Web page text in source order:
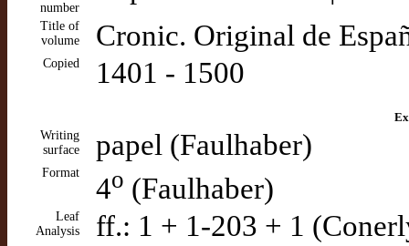
number
Title of
volume
Cronic. Original de
Copied 1401 - 1500
Writing
surface
papel (Faulhaber)
Format 4o (Faulhaber)
Leaf
Analysis
ff.: 1 + 1-203 + 1